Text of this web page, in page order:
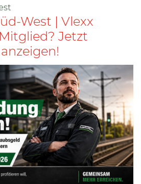
West | Vlexx
Jetzt